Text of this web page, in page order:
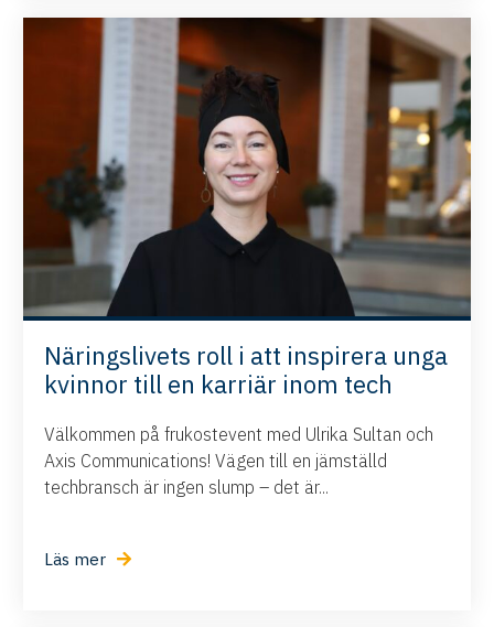
Näringslivets roll i att inspirera unga
kvinnor till en karriär inom tech
Välkommen på frukostevent med Ulrika Sultan och
Axis Communications! Vägen till en jämställd
techbransch är ingen slump – det är...
Läs mer